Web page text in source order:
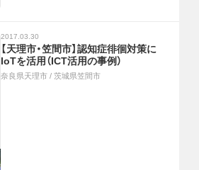
2017.03.30
【天理市・笠間市】認知症徘徊対策に
IoTを活用（ICT活用の事例）
奈良県天理市 / 茨城県笠間市